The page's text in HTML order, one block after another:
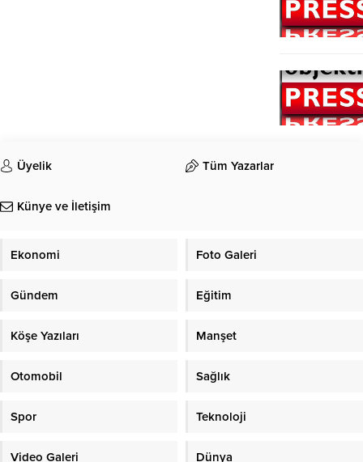
Üyelik Tüm Yazarlar
Künye ve İletişim
Ekonomi Foto Galeri
Gündem Eğitim
Köşe Yazıları Manşet
Otomobil Sağlık
Spor Teknoloji
Video Galeri Dünya